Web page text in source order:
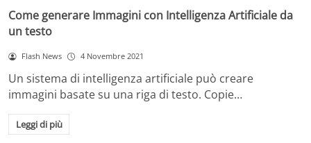
Come generare Immagini con Intelligenza Artificiale da
un testo
Flash News 4 Novembre 2021
Un sistema di intelligenza artificiale può creare
immagini basate su una riga di testo. Copie…
Leggi di più